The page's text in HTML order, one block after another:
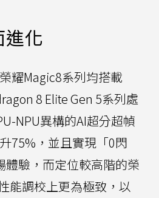
化
耀Magic8系列均搭載
8 Elite Gen 5系列處
NPU異構的AI超分超幀
75%，並且實現「0閃
體驗，而定位較高階的榮
能調校上更為極致，以